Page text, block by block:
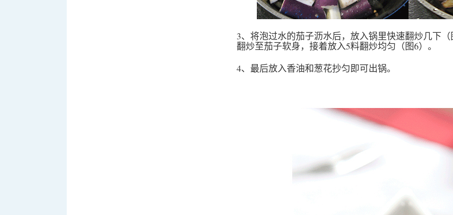
3、将泡过水的茄子沥水后，放入锅里快速翻炒几下
翻炒至茄子软身，接着放入5料翻炒均匀（图6）。
4、最后放入香油和葱花抄匀即可出锅。